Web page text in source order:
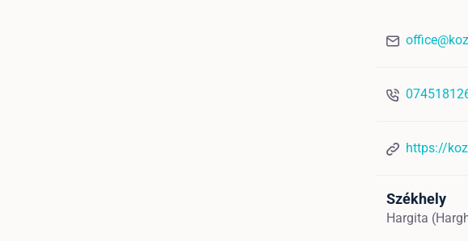
https://
Székhely
Hargita